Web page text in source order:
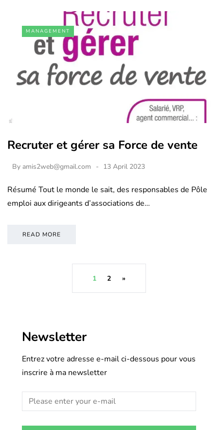
MANAGEMENT
Recruter et gérer sa Force de vente
By amis2web@gmail.com 13 April 2023
Résumé Tout le monde le sait, des responsables de Pôle
emploi aux dirigeants d’associations de…
READ MORE
1 2 »
Newsletter
Entrez votre adresse e-mail ci-dessous pour vous
inscrire à ma newsletter